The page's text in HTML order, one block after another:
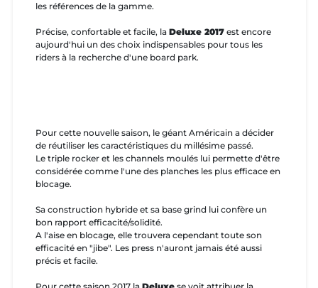
les références de la gamme.
Précise, confortable et facile, la Deluxe 2017 est encore
aujourd'hui un des choix indispensables pour tous les
riders à la recherche d'une board park.
Pour cette nouvelle saison, le géant Américain a décider
de réutiliser les caractéristiques du millésime passé.
Le triple rocker et les channels moulés lui permette d'être
considérée comme l'une des planches les plus efficace en
blocage.
Sa construction hybride et sa base grind lui confère un
bon rapport efficacité/solidité.
A l'aise en blocage, elle trouvera cependant toute son
efficacité en "jibe". Les press n'auront jamais été aussi
précis et facile.
Pour cette saison 2017 la Deluxe se voit attribuer la